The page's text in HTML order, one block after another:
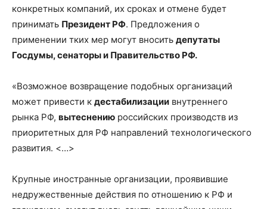
конкретных компаний, их сроках и отмене будет
принимать Президент РФ. Предложения о
применении тких мер могут вносить депутаты
Госдумы, сенаторы и Правительство РФ.
«Возможное возвращение подобных организаций
может привести к дестабилизации внутреннего
рынка РФ, вытеснению российских производств из
приоритетных для РФ направлений технологического
развития. <…>
Крупные иностранные организации, проявившие
недружественные действия по отношению к РФ и